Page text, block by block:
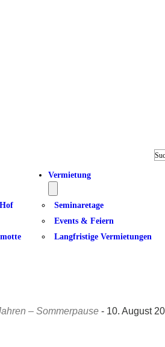
Vermietung
Seminaretage
Events & Feiern
Langfristige Vermietungen
– Sommerpause - 10. August